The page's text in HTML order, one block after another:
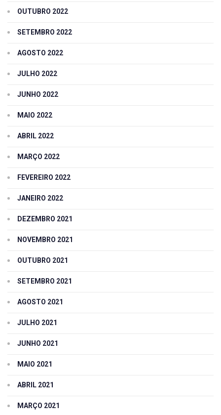
OUTUBRO 2022
SETEMBRO 2022
AGOSTO 2022
JULHO 2022
JUNHO 2022
MAIO 2022
ABRIL 2022
MARÇO 2022
FEVEREIRO 2022
JANEIRO 2022
DEZEMBRO 2021
NOVEMBRO 2021
OUTUBRO 2021
SETEMBRO 2021
AGOSTO 2021
JULHO 2021
JUNHO 2021
MAIO 2021
ABRIL 2021
MARÇO 2021